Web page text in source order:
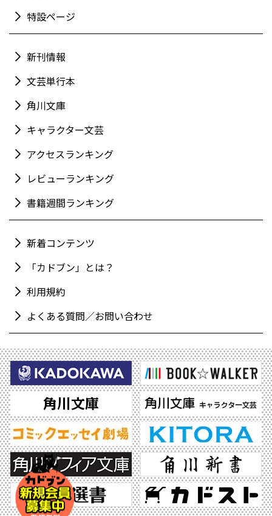
特設ページ
新刊情報
文芸単行本
角川文庫
キャラクター文芸
アクセスランキング
レビューランキング
書籍週間ランキング
新着コンテンツ
「カドブン」とは？
利用規約
よくある質問／お問い合わせ